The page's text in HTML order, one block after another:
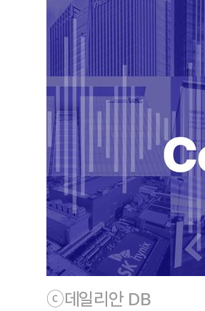
ⓒ데일리안 DB